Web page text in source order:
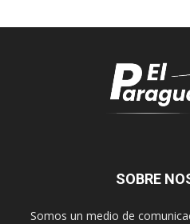
SOBRE
Somos un medio de